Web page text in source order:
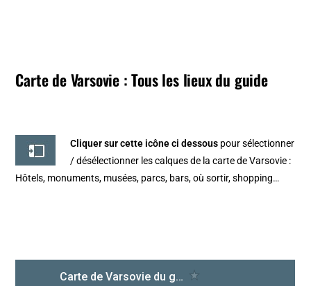
Carte de Varsovie : Tous les lieux du guide
Cliquer sur cette icône ci dessous pour sélectionner
/ désélectionner les calques de lacarte de Varsovie :
Hôtels, monuments, musées, parcs, bars, où sortir, shopping…